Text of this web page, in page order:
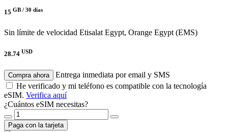
15 GB / 30 días
Sin límite de velocidad Etisalat Egypt, Orange Egypt (EMS)
28.74 USD
Compra ahora
Entrega inmediata por email y SMS
He verificado y mi teléfono es compatible con la tecnología
eSIM. Verifica aquí
¿Cuántos eSIM necesitas?
Paga con la tarjeta